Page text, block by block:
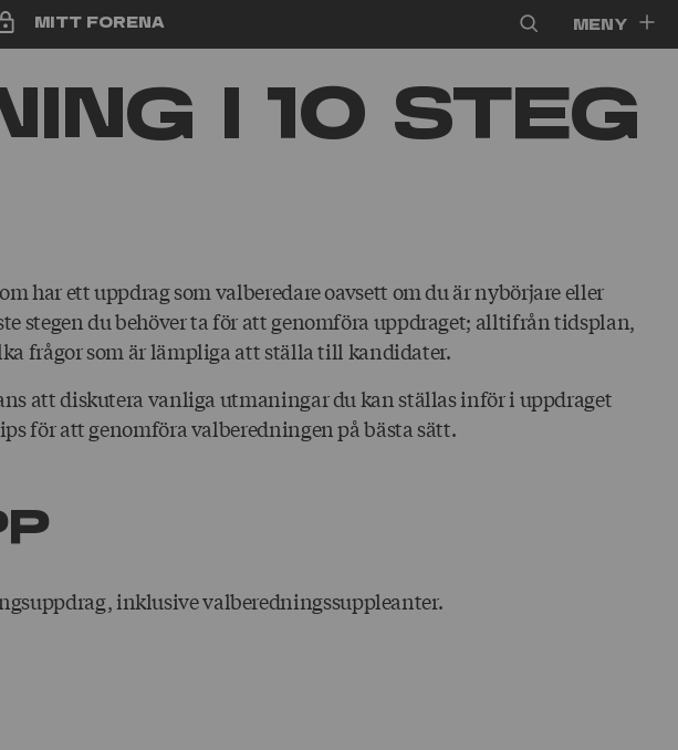
Mitt Forena Meny
i 10 steg
har ett uppdrag som valberedare oavsett om du är nybörjare eller
stegen du behöver ta för att genomföra uppdraget; alltifrån tidsplan,
frågor som är lämpliga att ställa till kandidater.
att diskutera vanliga utmaningar du kan ställas inför i uppdraget
för att genomföra valberedningen på bästa sätt.
inklusive valberedningssuppleanter.